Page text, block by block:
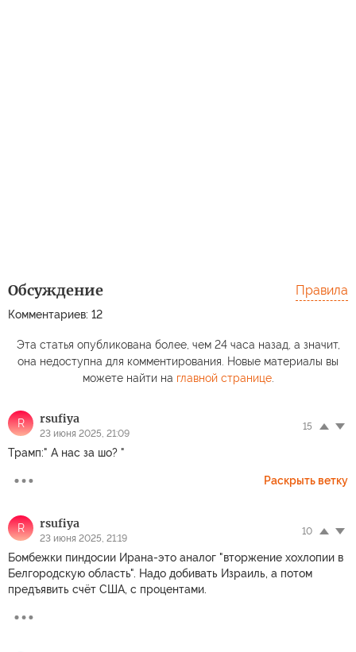
Обсуждение
Комментариев: 12
Правила
Эта статья опубликована более, чем 24 часа назад, а значит,
она недоступна для комментирования. Новые материалы вы
можете найти на главной странице.
R rsufiya
23 июня 2025, 21:09
15
Трамп:" А нас за шо? "
Раскрыть ветку
R rsufiya
23 июня 2025, 21:19
10
Бомбежки пиндосии Ирана-это аналог "вторжение хохлопии в
Белгородскую область". Надо добивать Израиль, а потом
предъявить счёт США, с процентами.